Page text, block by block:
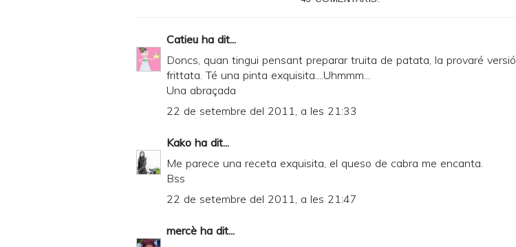
n
y
a
Catieu ha dit...
Doncs, quan tingui pensant preparar truita de patata, la provaré versió
frittata. Té una pinta exquisita....Uhmmm...
Una abraçada
22 de setembre del 2011, a les 21:33
Kako ha dit...
Me parece una receta exquisita, el queso de cabra me encanta.
Bss
22 de setembre del 2011, a les 21:47
mercè ha dit...